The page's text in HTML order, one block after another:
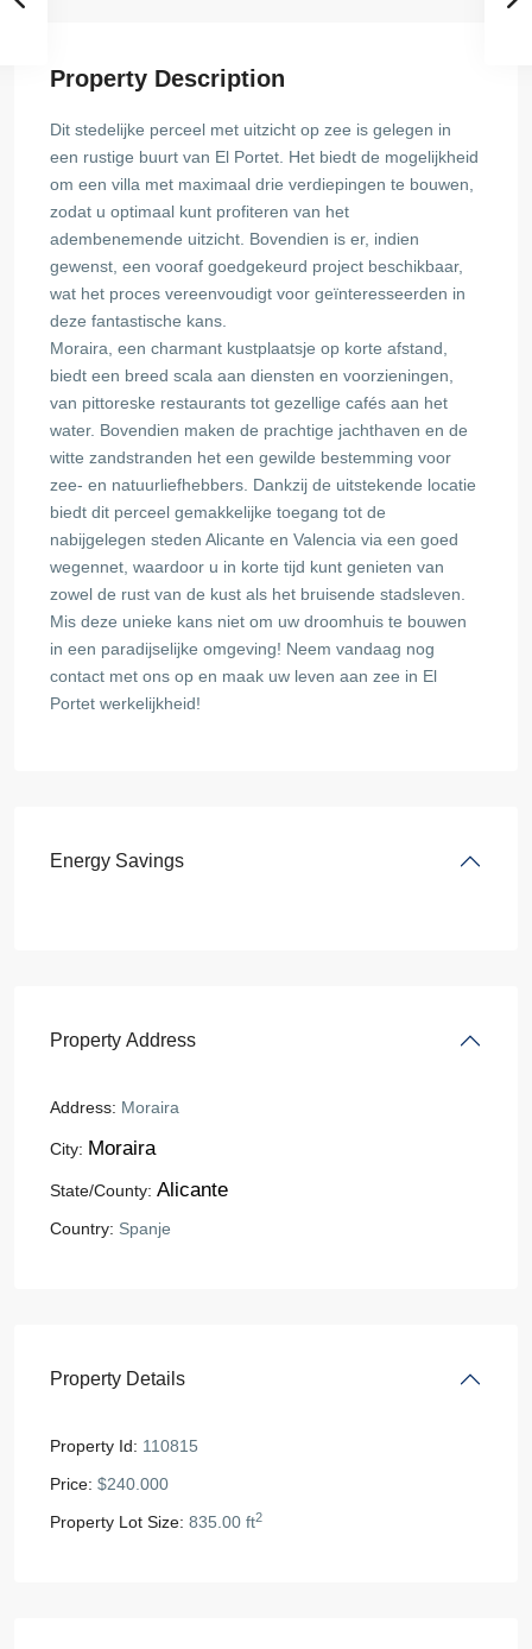
Property Description
Dit stedelijke perceel met uitzicht op zee is gelegen in
een rustige buurt van El Portet. Het biedt de mogelijkheid
om een ​​villa met maximaal drie verdiepingen te bouwen,
zodat u optimaal kunt profiteren van het
adembenemende uitzicht. Bovendien is er, indien
gewenst, een vooraf goedgekeurd project beschikbaar,
wat het proces vereenvoudigt voor geïnteresseerden in
deze fantastische kans.
Moraira, een charmant kustplaatsje op korte afstand,
biedt een breed scala aan diensten en voorzieningen,
van pittoreske restaurants tot gezellige cafés aan het
water. Bovendien maken de prachtige jachthaven en de
witte zandstranden het een gewilde bestemming voor
zee- en natuurliefhebbers. Dankzij de uitstekende locatie
biedt dit perceel gemakkelijke toegang tot de
nabijgelegen steden Alicante en Valencia via een goed
wegennet, waardoor u in korte tijd kunt genieten van
zowel de rust van de kust als het bruisende stadsleven.
Mis deze unieke kans niet om uw droomhuis te bouwen
in een paradijselijke omgeving! Neem vandaag nog
contact met ons op en maak uw leven aan zee in El
Portet werkelijkheid!
Energy Savings
Property Address
Address: Moraira
City: Moraira
State/County: Alicante
Country: Spanje
Property Details
Property Id: 110815
Price: $240.000
Property Lot Size: 835.00 ft2